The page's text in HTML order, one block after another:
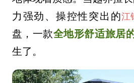
力强劲、操控性突出的江
盘，一款全地形舒适旅居
生了。